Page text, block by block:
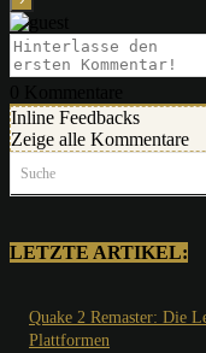
Inline Feedbacks
Zeige alle Kommentare
Suche
LETZTE ARTIKEL:
Quake 2 Remaster: Die
Plattformen